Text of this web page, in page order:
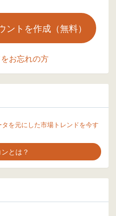
ントを作成（無料）
お忘れの方
を元にした市場トレンドを今す
とは？